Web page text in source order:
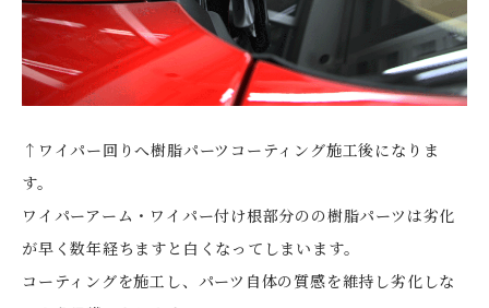
↑ワイパー回りへ樹脂パーツコーティング施工後になりま
す。
ワイパーアーム・ワイパー付け根部分のの樹脂パーツは劣化
が早く数年経ちますと白くなってしまいます。
コーティングを施工し、パーツ自体の質感を維持し劣化しな